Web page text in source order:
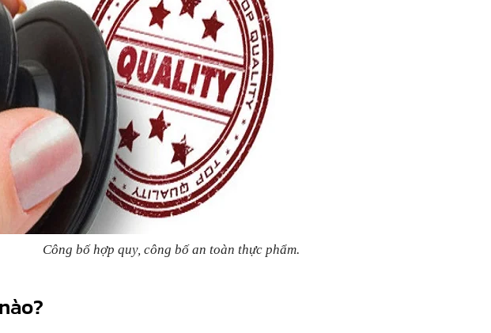
Công bố hợp quy, công bố an toàn thực phẩm.